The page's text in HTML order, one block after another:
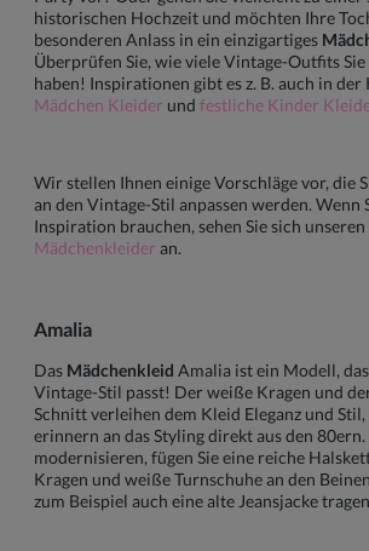
historischen Hochzeit und möchten Ihre
besonderen Anlass in ein einzigartiges
Überprüfen Sie, wie viele Vintage-Outfits
haben! Inspirationen gibt es z. B. auch in der
Mädchen Kleider und festliche Kinder
Wir stellen Ihnen einige Vorschläge vor, die
an den Vintage-Stil anpassen werden. Wenn
Inspiration brauchen, sehen Sie sich
Mädchenkleider an.
Amalia
Das Mädchenkleid Amalia ist ein Modell,
Vintage-Stil passt! Der weiße Kragen und
Schnitt verleihen dem Kleid Eleganz und
erinnern an das Styling direkt aus den 80ern.
modernisieren, fügen Sie eine reiche
Kragen und weiße Turnschuhe an den
zum Beispiel auch eine alte Jeansjacke